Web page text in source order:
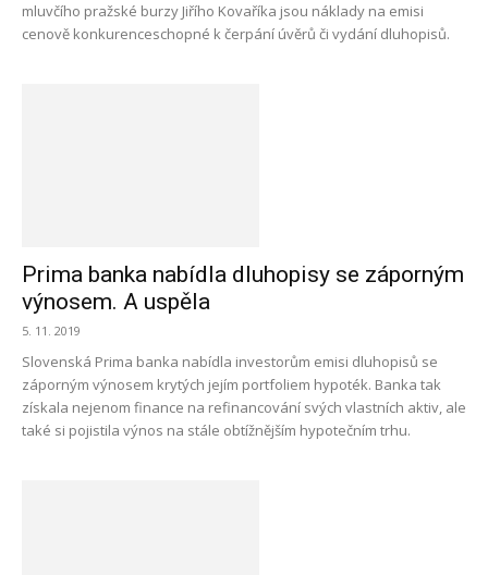
mluvčího pražské burzy Jiřího Kovaříka jsou náklady na emisi
cenově konkurenceschopné k čerpání úvěrů či vydání dluhopisů.
Prima banka nabídla dluhopisy se záporným
výnosem. A uspěla
5. 11. 2019
Slovenská Prima banka nabídla investorům emisi dluhopisů se
záporným výnosem krytých jejím portfoliem hypoték. Banka tak
získala nejenom finance na refinancování svých vlastních aktiv, ale
také si pojistila výnos na stále obtížnějším hypotečním trhu.